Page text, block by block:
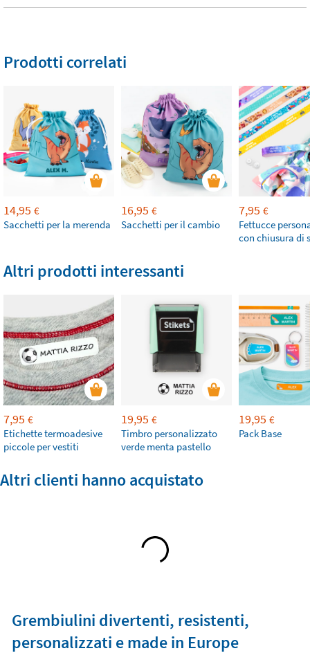
Prodotti correlati
14,95 €
Sacchetti per la merenda
16,95 €
Sacchetti per il cambio
7,95 €
Fettucce
con chiusura di
Altri prodotti interessanti
7,95 €
Etichette termoadesive
piccole per vestiti
19,95 €
Timbro personalizzato
verde menta pastello
19,95 €
Pack Base
Altri clienti hanno acquistato
Grembiulini divertenti, resistenti,
personalizzati e made in Europe